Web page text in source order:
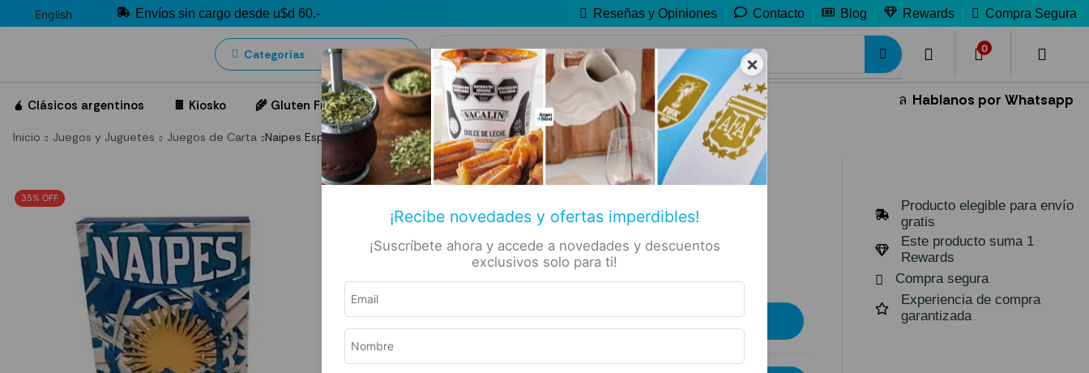
×
¡Recibe novedades y ofertas imperdibles!
¡Suscríbete ahora y accede a novedades y descuentos
exclusivos solo para ti!
English Envíos sin cargo desde u$d 60.- Reseñas y Opiniones Contacto Blog Rewards Compra Segura
Categorías 🔥 Alfajores y Golosinas 0 0
🧉 Clásicos argentinos 🍫 Kiosko 🌾 Gluten Free ✡ Koshers 📚 Libros 🏷️ Todas las categorías Hablanos por Whatsapp
Inicio Juegos y Juguetes Juegos de Carta Naipes Españoles Sol Argentino
35% OFF
Naipes Españoles Sol
Argentino
Marca: SKU:
Agregar Al Carrito
Producto elegible para envío
gratis
Este producto suma 1
Rewards
Compra segura
Experiencia de compra
garantizada